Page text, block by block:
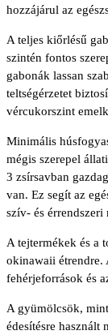
hozzájárul az
A teljes kiőrlésű
szintén fontos
gabonák lassan
teltségérzetet
vércukorszint
Minimális
mégis szerepel
3 zsírsavban
van. Ez segít az
szív- és érrendszeri
A tejtermékek és a
okinawaii étrendre.
fehérjeforrások és
A gyümölcsök,
édesítésre használt